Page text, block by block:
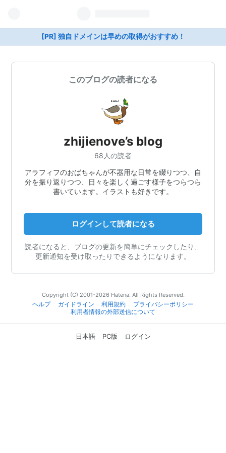
[PR] 独自ドメインは早めの取得がおすすめ！
このブログの読者になる
zhijienove’s blog
68人の読者
アラフィフのおばちゃんが不器用な日常を綴りつつ、自
分を振り返りつつ、日々を楽しく過ごす様子をつらつら
書いています。イラストも好きです。
ログインして読者になる
読者になると、ブログの更新を簡単にチェックしたり、
更新通知を受け取ったりできるようになります。
Copyright (C) 2001-2026 Hatena. All Rights Reserved.
ヘルプ
ガイドライン 利用規約
プライバシーポリシー
利用者情報の外部送信について
日本語 PC版 ログイン